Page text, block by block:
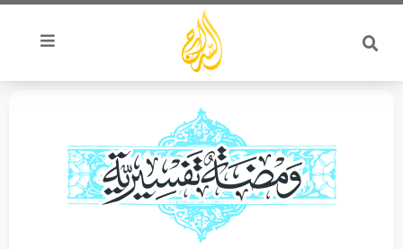
تخطي
المحتوى